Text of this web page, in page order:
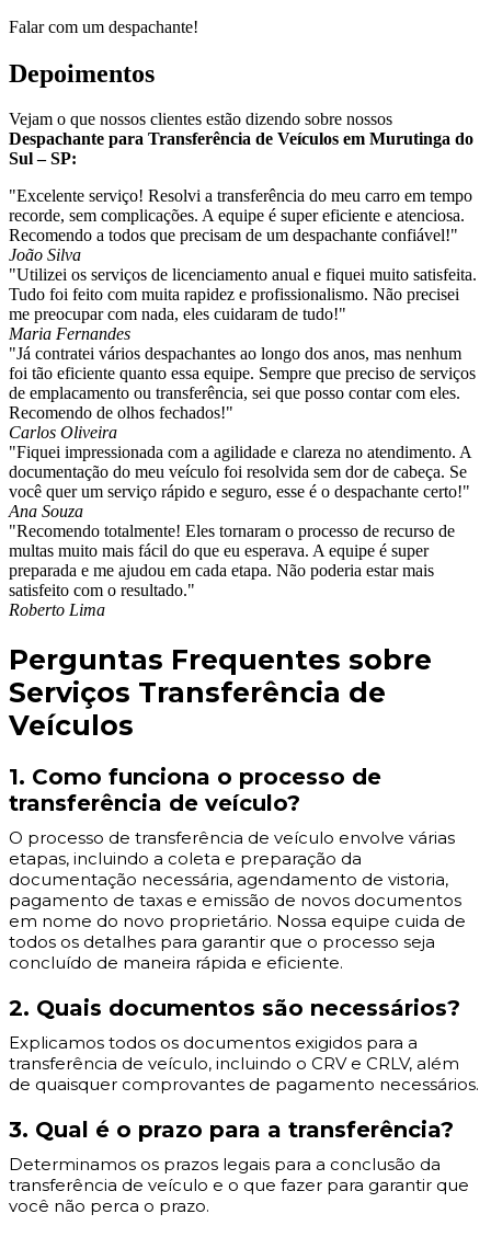
Falar com um despachante!
Depoimentos
Vejam o que nossos clientes estão dizendo sobre nossos
Despachante para Transferência de Veículos em Murutinga do
Sul – SP:
"Excelente serviço! Resolvi a transferência do meu carro em tempo
recorde, sem complicações. A equipe é super eficiente e atenciosa.
Recomendo a todos que precisam de um despachante confiável!"
João Silva
"Utilizei os serviços de licenciamento anual e fiquei muito satisfeita.
Tudo foi feito com muita rapidez e profissionalismo. Não precisei
me preocupar com nada, eles cuidaram de tudo!"
Maria Fernandes
"Já contratei vários despachantes ao longo dos anos, mas nenhum
foi tão eficiente quanto essa equipe. Sempre que preciso de serviços
de emplacamento ou transferência, sei que posso contar com eles.
Recomendo de olhos fechados!"
Carlos Oliveira
"Fiquei impressionada com a agilidade e clareza no atendimento. A
documentação do meu veículo foi resolvida sem dor de cabeça. Se
você quer um serviço rápido e seguro, esse é o despachante certo!"
Ana Souza
"Recomendo totalmente! Eles tornaram o processo de recurso de
multas muito mais fácil do que eu esperava. A equipe é super
preparada e me ajudou em cada etapa. Não poderia estar mais
satisfeito com o resultado."
Roberto Lima
Perguntas Frequentes sobre
Serviços Transferência de
Veículos
1. Como funciona o processo de
transferência de veículo?
O processo de transferência de veículo envolve várias
etapas, incluindo a coleta e preparação da
documentação necessária, agendamento de vistoria,
pagamento de taxas e emissão de novos documentos
em nome do novo proprietário. Nossa equipe cuida de
todos os detalhes para garantir que o processo seja
concluído de maneira rápida e eficiente.
2. Quais documentos são necessários?
Explicamos todos os documentos exigidos para a
transferência de veículo, incluindo o CRV e CRLV, além
de quaisquer comprovantes de pagamento necessários.
3. Qual é o prazo para a transferência?
Determinamos os prazos legais para a conclusão da
transferência de veículo e o que fazer para garantir que
você não perca o prazo.